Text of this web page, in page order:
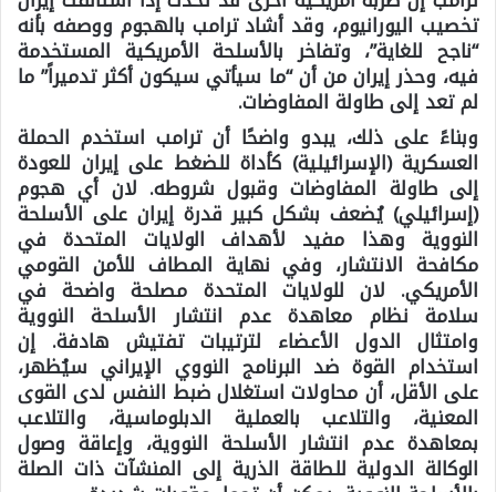
تخصيب اليورانيوم، وقد أشاد ترامب بالهجوم ووصفه بأنه
“ناجح للغاية”، وتفاخر بالأسلحة الأمريكية المستخدمة
فيه، وحذر إيران من أن “ما سيأتي سيكون أكثر تدميراً” ما
لم تعد إلى طاولة المفاوضات.
وبناءً على ذلك، يبدو واضحًا أن ترامب استخدم الحملة
العسكرية (الإسرائيلية) كأداة للضغط على إيران للعودة
إلى طاولة المفاوضات وقبول شروطه. لان أي هجوم
(إسرائيلي) يُضعف بشكل كبير قدرة إيران على الأسلحة
النووية وهذا مفيد لأهداف الولايات المتحدة في
مكافحة الانتشار، وفي نهاية المطاف للأمن القومي
الأمريكي. لان للولايات المتحدة مصلحة واضحة في
سلامة نظام معاهدة عدم انتشار الأسلحة النووية
وامتثال الدول الأعضاء لترتيبات تفتيش هادفة. إن
استخدام القوة ضد البرنامج النووي الإيراني سيُظهر،
على الأقل، أن محاولات استغلال ضبط النفس لدى القوى
المعنية، والتلاعب بالعملية الدبلوماسية، والتلاعب
بمعاهدة عدم انتشار الأسلحة النووية، وإعاقة وصول
الوكالة الدولية للطاقة الذرية إلى المنشآت ذات الصلة